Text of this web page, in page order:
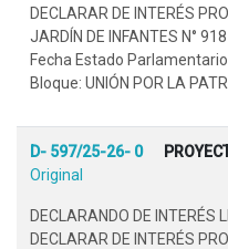
DECLARAR DE INTERÉS
JARDÍN DE INFANTES N° 918
Fecha Estado
Bloque: UNIÓN POR LA
D- 597/25-26- 0
Original
DECLARANDO DE INTERÉS
DECLARAR DE INTERÉS